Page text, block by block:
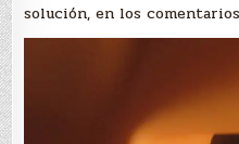
solución, en los